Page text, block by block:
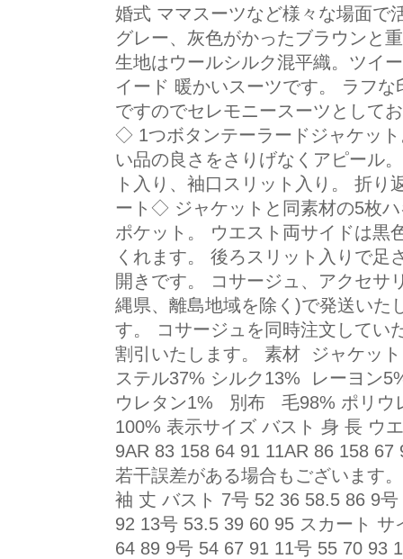
婚式 ママスーツなど様々な場面で
グレー、灰色がかったブラウンと
生地はウールシルク混平織。ツイ
イード 暖かいスーツです。 ラフ
ですのでセレモニースーツとして
◇ 1つボタンテーラードジャケッ
い品の良さをさりげなくアピール
ト入り、袖口スリット入り。 折
ート◇ ジャケットと同素材の5枚
ポケット。 ウエスト両サイドは黒
くれます。 後ろスリット入りで足
開きです。 コサージュ、アクセサ
縄県、離島地域を除く)で発送いた
す。 コサージュを同時注文してい
割引いたします。 素材 ジャケッ
ステル37% シルク13% レーヨン
ウレタン1% 別布 毛98% ポリ
100% 表示サイズ バスト 身 長 ウ
9AR 83 158 64 91 11AR 86 158
若干誤差がある場合もございます
袖 丈 バスト 7号 52 36 58.5 86 9
92 13号 53.5 39 60 95 スカート
64 89 9号 54 67 91 11号 55 70 93